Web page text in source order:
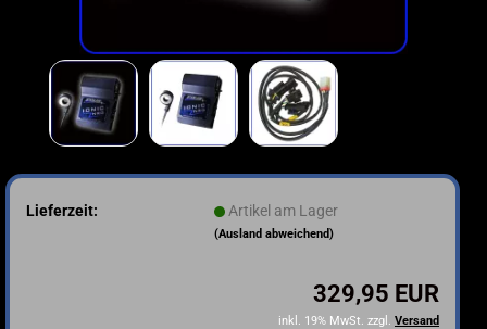
Lieferzeit: Artikel am Lager
(Ausland abweichend)
329,95 EUR
inkl. 19% MwSt. zzgl. Versand